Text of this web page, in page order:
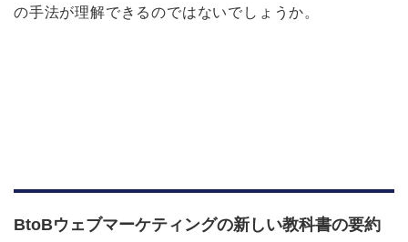
の手法が理解できるのではないでしょうか。
BtoBウェブマーケティングの新しい教科書の要約